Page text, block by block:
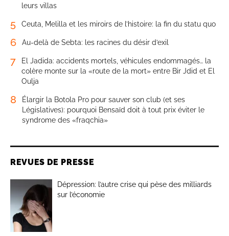
leurs villas
5 Ceuta, Melilla et les miroirs de l’histoire: la fin du statu quo
6 Au-delà de Sebta: les racines du désir d’exil
7
El Jadida: accidents mortels, véhicules endommagés… la
colère monte sur la «route de la mort» entre Bir Jdid et El
Oulja
8
Élargir la Botola Pro pour sauver son club (et ses
Législatives): pourquoi Bensaïd doit à tout prix éviter le
syndrome des «fraqchia»
REVUES DE PRESSE
Dépression: l’autre crise qui pèse des milliards
sur l’économie